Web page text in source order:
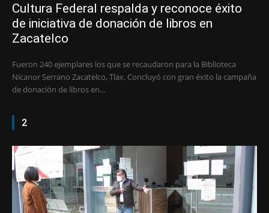
Cultura Federal respalda y reconoce éxito
de iniciativa de donación de libros en
Zacatelco
Fueron 240 ejemplares los que se recaudaron para la Biblioteca
Nicanor Serrano Zacatelco, Tlax. Concluyó con gran éxito la campaña
de donación de libros en...
2